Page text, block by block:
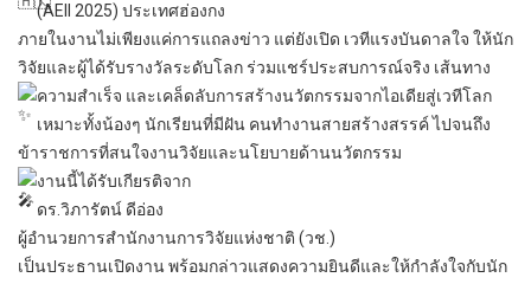
(AEII 2025) ประเทศฮ่องกง
ภายในงานไม่เพียงแค่การแถลงข่าว แต่ยังเปิด เวทีแรงบันดาลใจ ให้นัก
วิจัยและผู้ได้รับรางวัลระดับโลก ร่วมแชร์ประสบการณ์จริง เส้นทาง
ความสำเร็จ และเคล็ดลับการสร้างนวัตกรรมจากไอเดียสู่เวทีโลก
เหมาะทั้งน้องๆ นักเรียนที่มีฝัน คนทำงานสายสร้างสรรค์ ไปจนถึง
ข้าราชการที่สนใจงานวิจัยและนโยบายด้านนวัตกรรม
งานนี้ได้รับเกียรติจาก
ดร.วิภารัตน์ ดีอ่อง
ผู้อำนวยการสำนักงานการวิจัยแห่งชาติ (วช.)
เป็นประธานเปิดงาน พร้อมกล่าวแสดงความยินดีและให้กำลังใจกับนัก